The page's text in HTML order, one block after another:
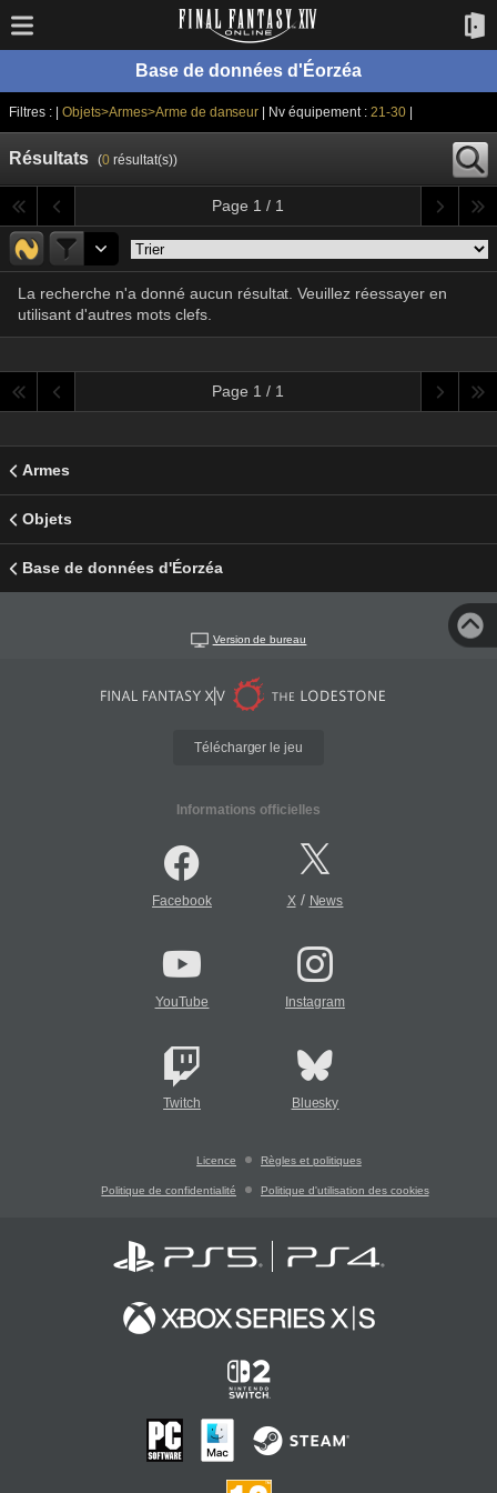
Base de données d'Éorzéa
Filtres : | Objets>Armes>Arme de danseur | Nv équipement :21-30
Résultats (0résultat(s))
Page 1 / 1
La recherche n'a donné aucun résultat. Veuillez réessayer en
utilisant d'autres mots clefs.
Page 1 / 1
Armes
Objets
Base de données d'Éorzéa
Version de bureau
Télécharger le jeu
Informations officielles
Facebook X/ News
YouTube Instagram
Twitch Bluesky
Licence Règles et politiques
Politique de confidentialité Politique d'utilisation des cookies